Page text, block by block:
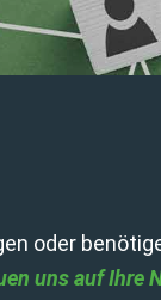
oder
uns auf Ihre